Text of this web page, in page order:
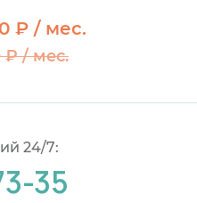
₽ / мес.
₽ / мес.
24/7:
35